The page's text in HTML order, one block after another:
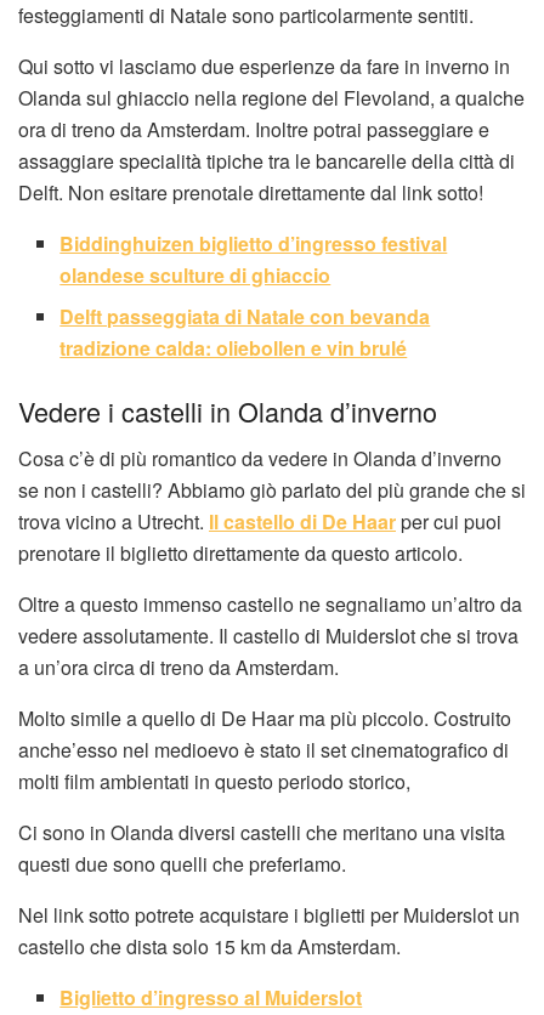
festeggiamenti di Natale sono particolarmente sentiti.
Qui sotto vi lasciamo due esperienze da fare in inverno in
Olanda sul ghiaccio nella regione del Flevoland, a qualche
ora di treno da Amsterdam. Inoltre potrai passeggiare e
assaggiare specialità tipiche tra le bancarelle della città di
Delft. Non esitare prenotale direttamente dal link sotto!
Biddinghuizen biglietto d’ingresso festival
olandese sculture di ghiaccio
Delft passeggiata di Natale con bevanda
tradizione calda: oliebollen e vin brulé
Vedere i castelli in Olanda d’inverno
Cosa c’è di più romantico da vedere in Olanda d’inverno
se non i castelli? Abbiamo giò parlato del più grande che si
trova vicino a Utrecht. Il castello di De Haarper cui puoi
prenotare il biglietto direttamente da questo articolo.
Oltre a questo immenso castello ne segnaliamo un’altro da
vedere assolutamente. Il castello di Muiderslot che si trova
a un’ora circa di treno da Amsterdam.
Molto simile a quello di De Haar ma più piccolo. Costruito
anche’esso nel medioevo è stato il set cinematografico di
molti film ambientati in questo periodo storico,
Ci sono in Olanda diversi castelli che meritano una visita
questi due sono quelli che preferiamo.
Nel link sotto potrete acquistare i biglietti per Muiderslot un
castello che dista solo 15 km da Amsterdam.
Biglietto d’ingresso al Muiderslot